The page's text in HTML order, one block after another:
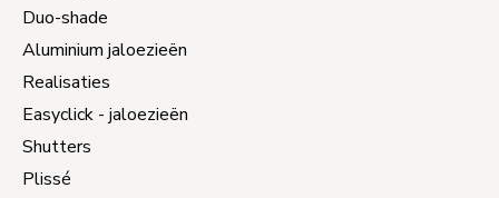
Duo-shade
Aluminium jaloezieën
Realisaties
Easyclick - jaloezieën
Shutters
Plissé